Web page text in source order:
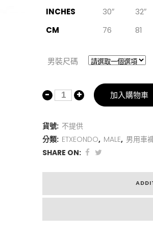
INCHES
30″ 32″
CM
76 81
男裝尺碼
加入購物車
貨號: 不提供
分類: ETXEONDO, MALE, 男用車
SHARE ON: